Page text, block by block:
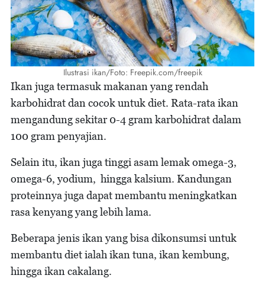
Ilustrasi ikan/Foto: Freepik.com/freepik
Ikan juga termasuk makanan yang rendah
karbohidrat dan cocok untuk diet. Rata-rata ikan
mengandung sekitar 0-4 gram karbohidrat dalam
100 gram penyajian.
Selain itu, ikan juga tinggi asam lemak omega-3,
omega-6, yodium, hingga kalsium. Kandungan
proteinnya juga dapat membantu meningkatkan
rasa kenyang yang lebih lama.
Beberapa jenis ikan yang bisa dikonsumsi untuk
membantu diet ialah ikan tuna, ikan kembung,
hingga ikan cakalang.